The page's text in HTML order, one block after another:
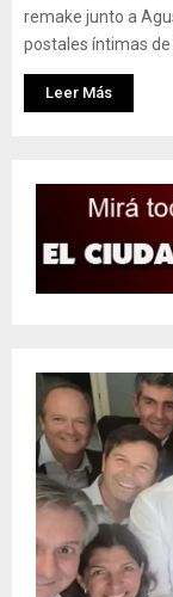
remake junto a
postales íntimas de
Leer Más